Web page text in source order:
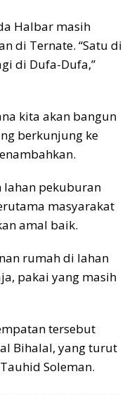
Halbar masih
di Ternate. “Satu di
di Dufa-Dufa,”
kita akan bangun
berkunjung ke
lahan pekuburan
masyarakat
amal baik.
rumah di lahan
pakai yang masih
tersebut
Bihalal, yang turut
Soleman.